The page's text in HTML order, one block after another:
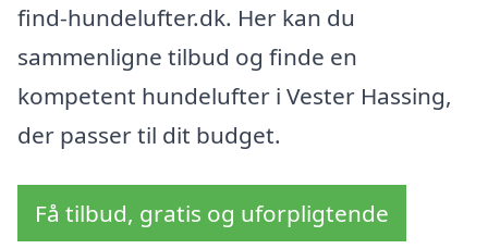
find-hundelufter.dk. Her kan du
sammenligne tilbud og finde en
kompetent hundelufter i Vester Hassing,
der passer til dit budget.
Få tilbud, gratis og uforpligtende